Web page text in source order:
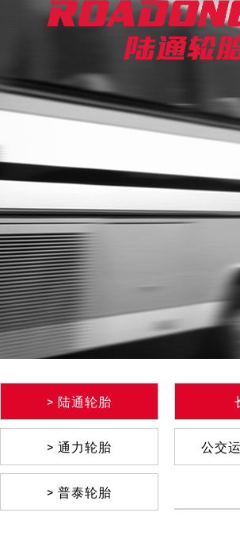
> 陆通轮胎
> 通力轮胎
> 普泰轮胎
公交